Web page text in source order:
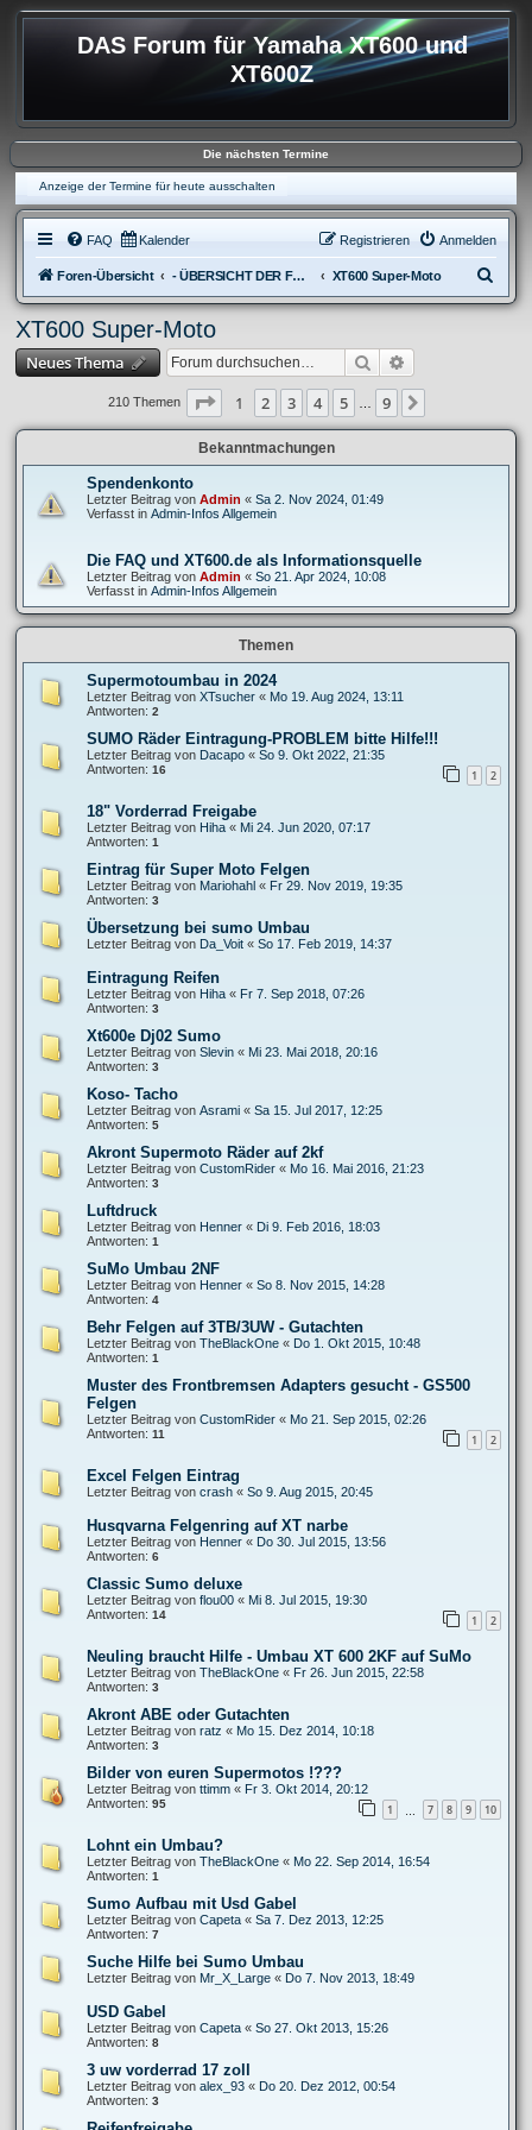
DAS Forum für Yamaha XT600 und
XT600Z
Die nächsten Termine
Anzeige der Termine für heute ausschalten
FAQ Kalender Anmelden
Registrieren
Foren-Übersicht - ÜBERSICHT DER FOREN XT600 XT600 Super-Moto
u
XT600 Super-Moto
Neues Thema Suche
210 Themen Seite 1von
1 2 3 4 5 9
Bekanntmachungen
Spendenkonto
Letzter Beitrag von Admin « Sa 2. Nov 2024, 01:49
Verfasst in Admin-Infos Allgemein
Die FAQ und XT600.de als Informationsquelle
Letzter Beitrag von Admin « So 21. Apr 2024, 10:08
Verfasst in Admin-Infos Allgemein
Themen
Supermotoumbau in 2024
Letzter Beitrag von XTsucher « Mo 19. Aug 2024, 13:11
Antworten: 2
SUMO Räder Eintragung-PROBLEM bitte Hilfe!!!
Letzter Beitrag von Dacapo « So 9. Okt 2022, 21:35
Antworten: 16 1 2
18" Vorderrad Freigabe
Letzter Beitrag von Hiha « Mi 24. Jun 2020, 07:17
Antworten: 1
Eintrag für Super Moto Felgen
Letzter Beitrag von Mariohahl « Fr 29. Nov 2019, 19:35
Antworten: 3
Übersetzung bei sumo Umbau
Letzter Beitrag von Da_Voit « So 17. Feb 2019, 14:37
Eintragung Reifen
Letzter Beitrag von Hiha « Fr 7. Sep 2018, 07:26
Antworten: 3
Xt600e Dj02 Sumo
Letzter Beitrag von Slevin « Mi 23. Mai 2018, 20:16
Antworten: 3
Koso- Tacho
Letzter Beitrag von Asrami « Sa 15. Jul 2017, 12:25
Antworten: 5
Akront Supermoto Räder auf 2kf
Letzter Beitrag von CustomRider « Mo 16. Mai 2016, 21:23
Antworten: 3
Luftdruck
Letzter Beitrag von Henner « Di 9. Feb 2016, 18:03
Antworten: 1
SuMo Umbau 2NF
Letzter Beitrag von Henner « So 8. Nov 2015, 14:28
Antworten: 4
Behr Felgen auf 3TB/3UW - Gutachten
Letzter Beitrag von TheBlackOne « Do 1. Okt 2015, 10:48
Antworten: 1
Muster des Frontbremsen Adapters gesucht - GS500
Felgen
Letzter Beitrag von CustomRider « Mo 21. Sep 2015, 02:26
Antworten: 11 1 2
Excel Felgen Eintrag
Letzter Beitrag von crash « So 9. Aug 2015, 20:45
Husqvarna Felgenring auf XT narbe
Letzter Beitrag von Henner « Do 30. Jul 2015, 13:56
Antworten: 6
Classic Sumo deluxe
Letzter Beitrag von flou00 « Mi 8. Jul 2015, 19:30
Antworten: 14 1 2
Neuling braucht Hilfe - Umbau XT 600 2KF auf SuMo
Letzter Beitrag von TheBlackOne « Fr 26. Jun 2015, 22:58
Antworten: 3
Akront ABE oder Gutachten
Letzter Beitrag von ratz « Mo 15. Dez 2014, 10:18
Antworten: 3
Bilder von euren Supermotos !???
Letzter Beitrag von ttimm « Fr 3. Okt 2014, 20:12
Antworten: 95 1 … 7 8 9 10
Lohnt ein Umbau?
Letzter Beitrag von TheBlackOne « Mo 22. Sep 2014, 16:54
Antworten: 1
Sumo Aufbau mit Usd Gabel
Letzter Beitrag von Capeta « Sa 7. Dez 2013, 12:25
Antworten: 7
Suche Hilfe bei Sumo Umbau
Letzter Beitrag von Mr_X_Large « Do 7. Nov 2013, 18:49
USD Gabel
Letzter Beitrag von Capeta « So 27. Okt 2013, 15:26
Antworten: 8
3 uw vorderrad 17 zoll
Letzter Beitrag von alex_93 « Do 20. Dez 2012, 00:54
Antworten: 3